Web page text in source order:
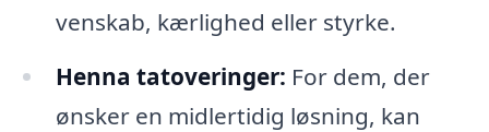
venskab, kærlighed eller styrke.
Henna tatoveringer: For dem, der
ønsker en midlertidig løsning, kan